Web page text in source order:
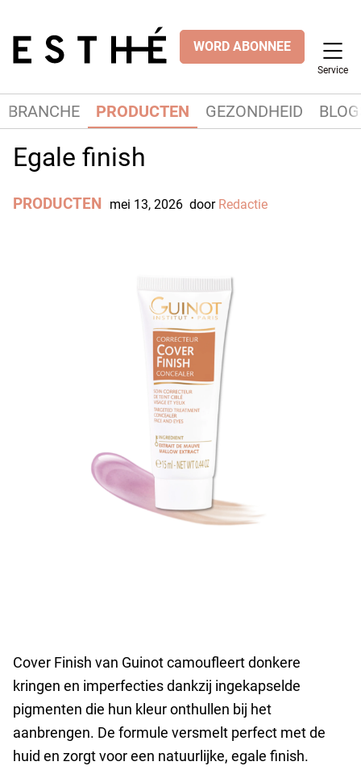
WORD ABONNEE
Service
BRANCHE PRODUCTEN GEZONDHEID
Egale finish
PRODUCTEN mei 13, 2026 door Redactie
Cover Finish van Guinot camoufleert donkere
kringen en imperfecties dankzij ingekapselde
pigmenten die hun kleur onthullen bij het
aanbrengen. De formule versmelt perfect met de
huid en zorgt voor een natuurlijke, egale finish.